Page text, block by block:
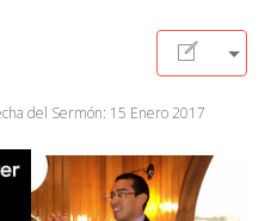
del Sermón: 15 Enero 2017